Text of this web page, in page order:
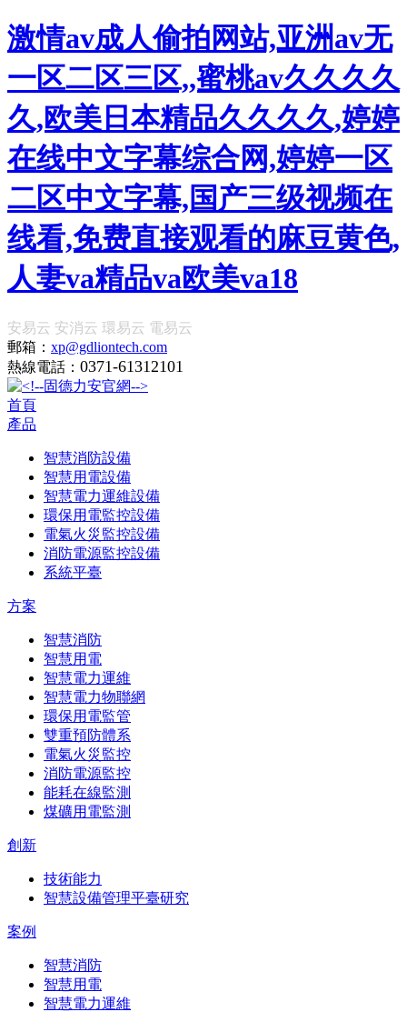
激情av成人偷拍网站,亚洲av无
一区二区三区,,蜜桃av久久久久
久,欧美日本精品久久久久,婷婷
在线中文字幕综合网,婷婷一区
二区中文字幕,国产三级视频在
线看,免费直接观看的麻豆黄色,
人妻va精品va欧美va18
安易云 安消云 環易云 電易云
郵箱： xp@gdliontech.com
熱線電話： 0371-61312101
首頁
產品
智慧消防設備
智慧用電設備
智慧電力運維設備
環保用電監控設備
電氣火災監控設備
消防電源監控設備
系統平臺
方案
智慧消防
智慧用電
智慧電力運維
智慧電力物聯網
環保用電監管
雙重預防體系
電氣火災監控
消防電源監控
能耗在線監測
煤礦用電監測
創新
技術能力
智慧設備管理平臺研究
案例
智慧消防
智慧用電
智慧電力運維